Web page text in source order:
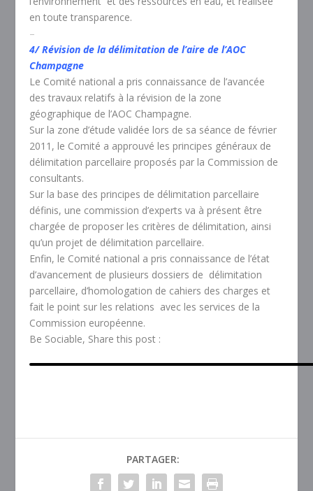
en toute transparence.
–
4/ Révision de la délimitation de l’aire de l’AOC
Champagne
Le Comité national a pris connaissance de l’avancée
des travaux relatifs à la révision de la zone
géographique de l’AOC Champagne.
Sur la zone d’étude validée lors de sa séance de février
2011, le Comité a approuvé les principes généraux de
délimitation parcellaire proposés par la Commission de
consultants.
Sur la base des principes de délimitation parcellaire
définis, une commission d’experts va à présent être
chargée de proposer les critères de délimitation, ainsi
qu’un projet de délimitation parcellaire.
Enfin, le Comité national a pris connaissance de l’état
d’avancement de plusieurs dossiers de délimitation
parcellaire, d’homologation de cahiers des charges et
fait le point sur les relations avec les services de la
Commission européenne.
Be Sociable, Share this post :
PARTAGER: